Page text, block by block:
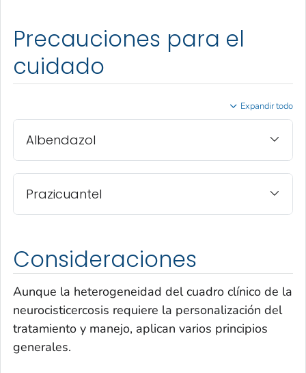
Precauciones para el
cuidado
Expandir todo
Albendazol
Prazicuantel
Consideraciones
Aunque la heterogeneidad del cuadro clínico de la
neurocisticercosis requiere la personalización del
tratamiento y manejo, aplican varios principios
generales.